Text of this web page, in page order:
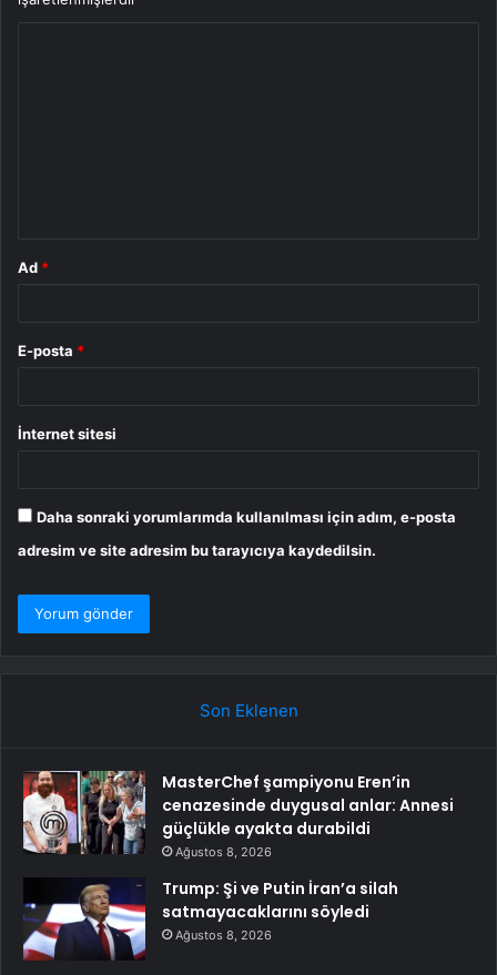
Ad *
E-posta *
İnternet sitesi
Daha sonraki yorumlarımda kullanılması için adım, e-posta
adresim ve site adresim bu tarayıcıya kaydedilsin.
Son Eklenen
MasterChef şampiyonu Eren’in
cenazesinde duygusal anlar: Annesi
güçlükle ayakta durabildi
Ağustos 8, 2026
Trump: Şi ve Putin İran’a silah
satmayacaklarını söyledi
Ağustos 8, 2026